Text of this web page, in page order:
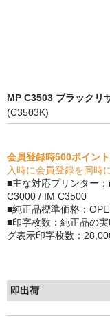
貴社都合返品
購入ガイド
トナーの種類と比
トナー再生の流れ
もっと安い販売店
リサイクルトナー
MP C3503 ブラックリ
(C3503K)
会員登録時500ポイント
入時に会員登録を同時
■主な対応プリンター
C3000 / IM C3500
■純正品標準価格：
■印字枚数：純正品の
グ表示印字枚数：
即出荷